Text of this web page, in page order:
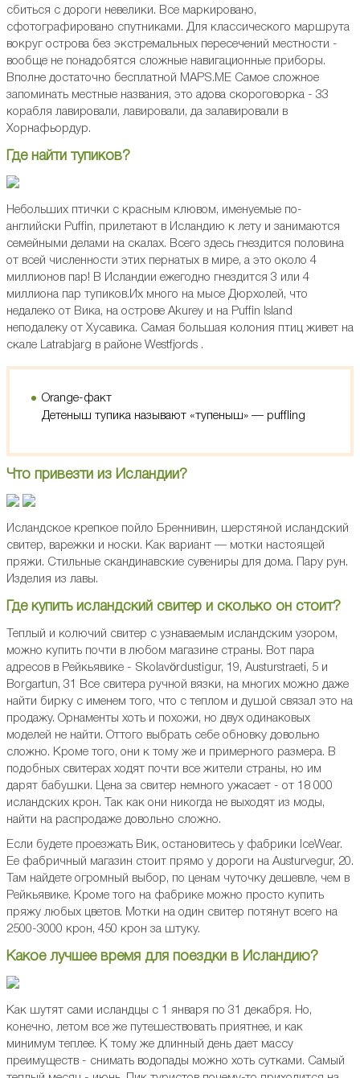
сбиться с дороги невелики. Все маркировано,
сфотографировано спутниками. Для классического маршрута
вокруг острова без экстремальных пересечений местности -
вообще не понадобятся сложные навигационные приборы.
Вполне достаточно бесплатной MAPS.ME Самое сложное
запоминать местные названия, это адова скороговорка - 33
корабля лавировали, лавировали, да залавировали в
Хорнафьордур.
Где найти тупиков?
Небольших птички с красным клювом, именуемые по-
английски Puffin, прилетают в Исландию к лету и занимаются
семейными делами на скалах. Всего здесь гнездится половина
от всей численности этих пернатых в мире, а это около 4
миллионов пар! В Исландии ежегодно гнездится 3 или 4
миллиона пар тупиков.Их много на мысе Дюрхолей, что
недалеко от Вика, на острове Akurey и на Puffin Island
неподалеку от Хусавика. Самая большая колония птиц живет на
скале Latrabjarg в районе Westfjords .
Orange-факт
Детеныш тупика называют «тупеныш» — puffling
Что привезти из Исландии?
Исландское крепкое пойло Бреннивин, шерстяной исландский
свитер, варежки и носки. Как вариант — мотки настоящей
пряжи. Стильные скандинавские сувениры для дома. Пару рун.
Изделия из лавы.
Где купить исландский свитер и сколько он стоит?
Теплый и колючий свитер с узнаваемым исландским узором,
можно купить почти в любом магазине страны. Вот пара
адресов в Рейкьявике - Skolavördustigur, 19, Austurstraeti, 5 и
Borgartun, 31 Все свитера ручной вязки, на многих можно даже
найти бирку с именем того, что с теплом и душой связал это на
продажу. Орнаменты хоть и похожи, но двух одинаковых
моделей не найти. Оттого выбрать себе обновку довольно
сложно. Кроме того, они к тому же и примерного размера. В
подобных свитерах ходят почти все жители страны, но им
дарят бабушки. Цена за свитер немного ужасает - от 18 000
исландских крон. Так как они никогда не выходят из моды,
найти на распродаже довольно сложно.
Если будете проезжать Вик, остановитесь у фабрики IceWear.
Ее фабричный магазин стоит прямо у дороги на Austurvegur, 20.
Там найдете огромный выбор, по ценам чуточку дешевле, чем в
Рейкьявике. Кроме того на фабрике можно просто купить
пряжу любых цветов. Мотки на один свитер потянут всего на
2500-3000 крон, 450 крон за штуку.
Какое лучшее время для поездки в Исландию?
Как шутят сами исландцы с 1 января по 31 декабря. Но,
конечно, летом все же путешествовать приятнее, и как
минимум теплее. К тому же длинный день дает массу
преимуществ - снимать водопады можно хоть сутками. Самый